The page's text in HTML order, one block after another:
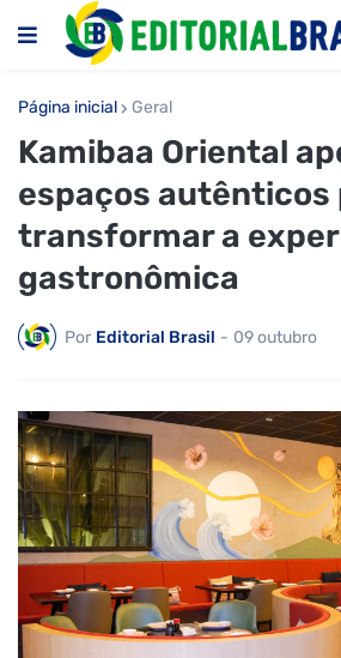
Página inicial Geral
Kamibaa Oriental
espaços autênticos
transformar a
gastronômica
Por Editorial Brasil - 09 outubro